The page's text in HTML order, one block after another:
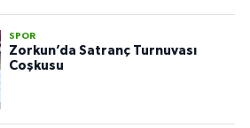
SPOR
Zorkun’da Satranç Turnuvası
Coşkusu